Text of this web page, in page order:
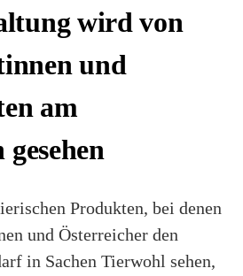
wird von
und
am
Produkten, bei denen
und Österreicher den
in Sachen Tierwohl sehen,